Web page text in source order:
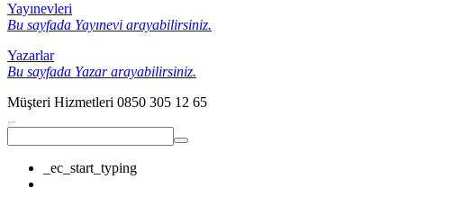
Yayınevleri
Bu sayfada Yayınevi arayabilirsiniz.
Yazarlar
Bu sayfada Yazar arayabilirsiniz.
Müşteri Hizmetleri 0850 305 12 65
_ec_start_typing